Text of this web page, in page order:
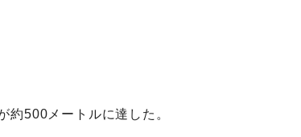
約500メートルに達した。